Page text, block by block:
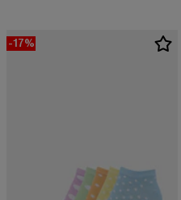
-17%